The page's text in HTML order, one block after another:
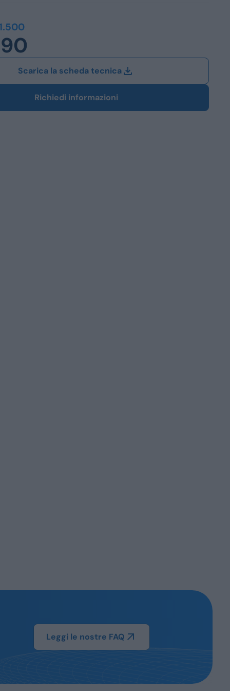
Scarica la scheda tecnica
Richiedi informazioni
Leggi le nostre FAQ